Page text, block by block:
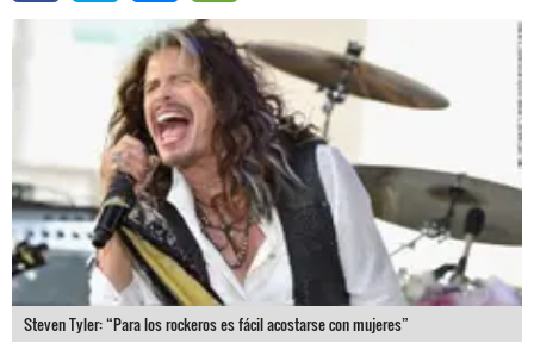
Steven Tyler: “Para los rockeros es fácil acostarse con mujeres”